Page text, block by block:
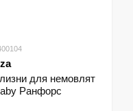
для немовлят
Ранфорс